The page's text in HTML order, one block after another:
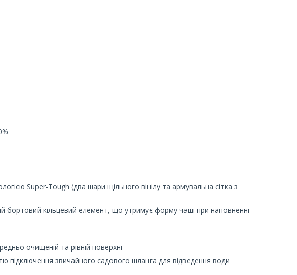
Super-Tough (два шари щільного вінілу та армувальна сітка з
бортовий кільцевий елемент, що утримує форму чаші при наповненні
очищеній та рівній поверхні
підключення звичайного садового шланга для відведення води